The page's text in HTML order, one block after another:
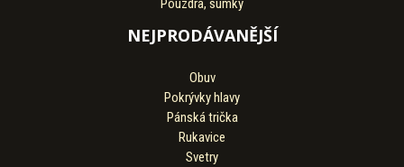
Pouzdra, sumky
NEJPRODÁVANĚJŠÍ
Obuv
Pokrývky hlavy
Pánská trička
Rukavice
Svetry